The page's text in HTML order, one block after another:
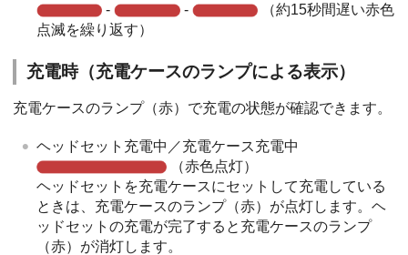
-
-
（約15秒間遅い赤色
点滅を繰り返す）
充電時（充電ケースのランプによる表示）
充電ケースのランプ（赤）で充電の状態が確認できます。
ヘッドセット充電中／充電ケース充電中
（赤色点灯）
ヘッドセットを充電ケースにセットして充電している
ときは、充電ケースのランプ（赤）が点灯します。ヘ
ッドセットの充電が完了すると充電ケースのランプ
（赤）が消灯します。